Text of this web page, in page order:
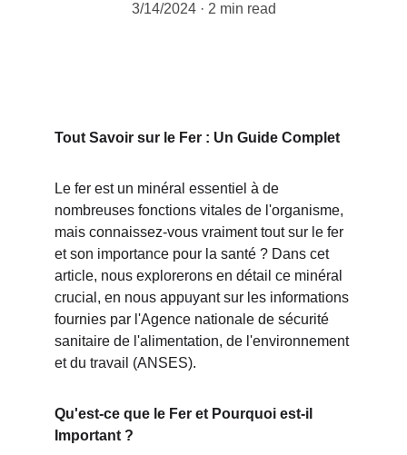
3/14/2024
2 min read
Tout Savoir sur le Fer : Un Guide Complet
Le fer est un minéral essentiel à de
nombreuses fonctions vitales de l'organisme,
mais connaissez-vous vraiment tout sur le fer
et son importance pour la santé ? Dans cet
article, nous explorerons en détail ce minéral
crucial, en nous appuyant sur les informations
fournies par l'Agence nationale de sécurité
sanitaire de l'alimentation, de l'environnement
et du travail (ANSES).
Qu'est-ce que le Fer et Pourquoi est-il
Important ?